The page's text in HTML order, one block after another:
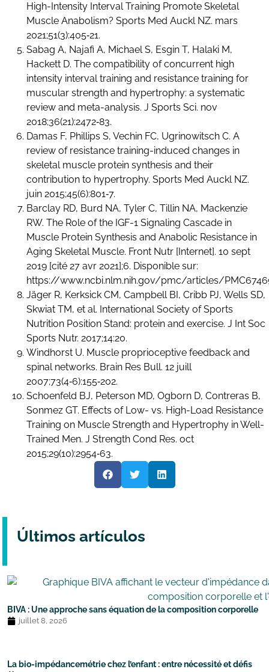
High-Intensity Interval Training Promote Skeletal
Muscle Anabolism? Sports Med Auckl NZ. mars
2021;51(3):405‑21.
Sabag A, Najafi A, Michael S, Esgin T, Halaki M,
Hackett D. The compatibility of concurrent high
intensity interval training and resistance training for
muscular strength and hypertrophy: a systematic
review and meta-analysis. J Sports Sci. nov
2018;36(21):2472‑83.
Damas F, Phillips S, Vechin FC, Ugrinowitsch C. A
review of resistance training-induced changes in
skeletal muscle protein synthesis and their
contribution to hypertrophy. Sports Med Auckl NZ.
juin 2015;45(6):801‑7.
Barclay RD, Burd NA, Tyler C, Tillin NA, Mackenzie
RW. The Role of the IGF-1 Signaling Cascade in
Muscle Protein Synthesis and Anabolic Resistance in
Aging Skeletal Muscle. Front Nutr [Internet]. 10 sept
2019 [cité 27 avr 2021];6. Disponible sur:
https://www.ncbi.nlm.nih.gov/pmc/articles/
Jäger R, Kerksick CM, Campbell BI, Cribb PJ, Wells SD,
Skwiat TM, et al. International Society of Sports
Nutrition Position Stand: protein and exercise. J Int Soc
Sports Nutr. 2017;14:20.
Windhorst U. Muscle proprioceptive feedback and
spinal networks. Brain Res Bull. 12 juill
2007;73(4‑6):155‑202.
Schoenfeld BJ, Peterson MD, Ogborn D, Contreras B,
Sonmez GT. Effects of Low- vs. High-Load Resistance
Training on Muscle Strength and Hypertrophy in Well-
Trained Men. J Strength Cond Res. oct
2015;29(10):2954‑63.
Últimos artículos
BIVA : Une approche sans équation de la composition corporelle
juillet 8, 2026
La bio-impédancemétrie chez l’enfant : entre nécessité et défis